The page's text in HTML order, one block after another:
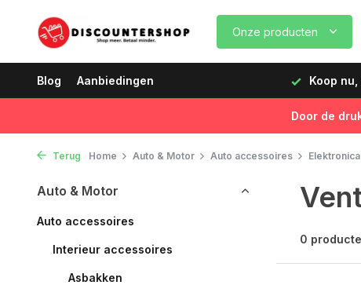
Onze producten
Blog Aanbiedingen
vóór 12:00 uur, de volgende dag geleverd! Koop
Door de
Terug Home Auto & Motor Auto accessoires Elektronica
Auto & Motor
Auto accessoires
Interieur accessoires
Asbakken
0